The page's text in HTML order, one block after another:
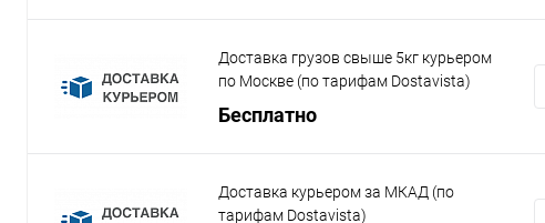
Доставка грузов свыше 5кг курьером
по Москве (по тарифам Dostavista)
Бесплатно
Доставка курьером за МКАД (по
тарифам Dostavista)